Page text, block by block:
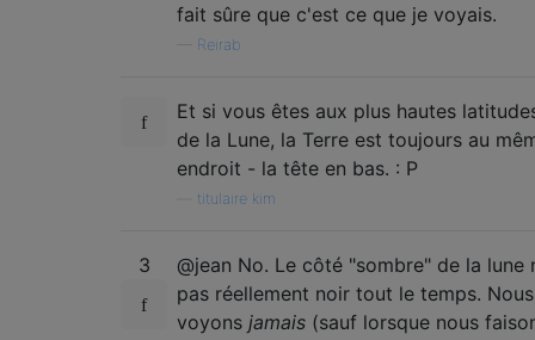
fait sûre que c'est ce que je voyais.
Reirab
Et si vous êtes aux plus hautes
de la Lune, la Terre est toujours au
endroit - la tête en bas. : P
titulaire kim
3
@jean No. Le côté "sombre" de la lune
pas réellement noir tout le temps.
voyons jamais (sauf lorsque nous